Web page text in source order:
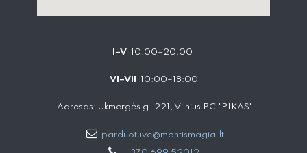
I–V 10:00–20:00
VI–VII 10:00–18:00
Adresas: Ukmergės g. 221, Vilnius PC "PIKAS"
parduotuve@montismagia.lt